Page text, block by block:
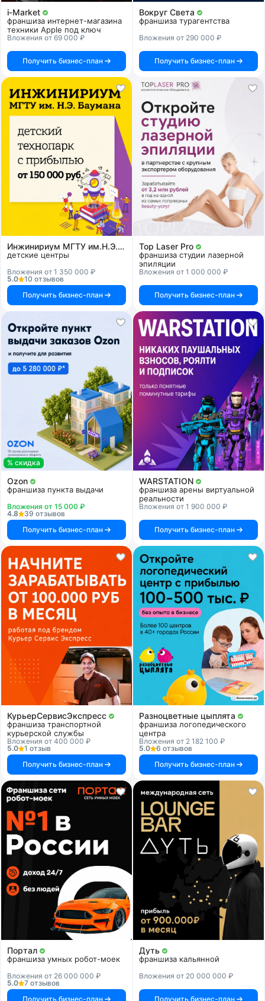
i‑Market
франшиза интернет-магазина
техники Apple под ключ
Вложения от 69 000 ₽
Получить бизнес-план
Вокруг Света
франшиза турагентства
Вложения от 290 000 ₽
Получить бизнес-план
Инжинириум МГТУ им.Н.Э.Баумана
детские центры
Вложения от 1 350 000 ₽
5.0
10 отзывов
Получить бизнес-план
Top Laser Pro
франшиза студии лазерной
эпиляции
Вложения от 1 000 000 ₽
Получить бизнес-план
% скидка
Ozon
франшиза пункта выдачи
Вложения от 15 000 ₽
4.8
39 отзывов
Получить бизнес-план
WARSTATION
франшиза арены виртуальной
реальности
Вложения от 1 900 000 ₽
Получить бизнес-план
КурьерСервисЭкспресс
франшиза транспортной
курьерской службы
Вложения от 400 000 ₽
5.0
1 отзыв
Получить бизнес-план
Разноцветные цыплята
франшиза логопедического
центра
Вложения от 2 182 100 ₽
5.0
6 отзывов
Получить бизнес-план
Портал
франшиза умных робот-моек
Вложения от 26 000 000 ₽
5.0
7 отзывов
Получить бизнес-план
Дуть
франшиза кальянной
Вложения от 20 000 000 ₽
Получить бизнес-план